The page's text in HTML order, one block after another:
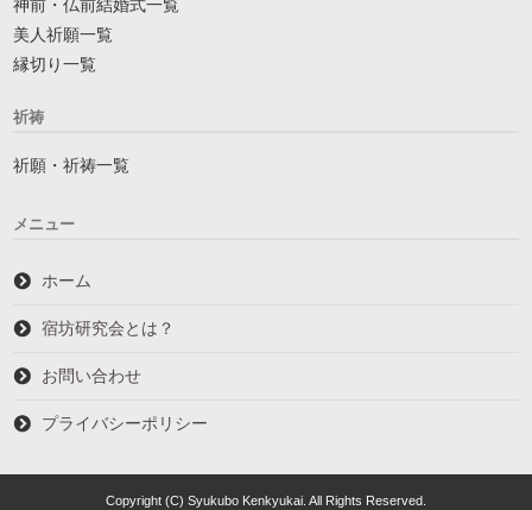
神前・仏前結婚式一覧
美人祈願一覧
縁切り一覧
祈祷
祈願・祈祷一覧
メニュー
ホーム
宿坊研究会とは？
お問い合わせ
プライバシーポリシー
Copyright (C) Syukubo Kenkyukai. All Rights Reserved.